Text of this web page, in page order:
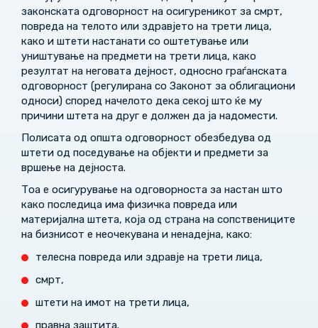
законската одговорност на осигуреникот за смрт,
повреда на телото или здравјето на трети лица,
како и штети настанати со оштетување или
уништување на предмети на трети лица, како
резултат на неговата дејност, односно граѓанската
одговорност (регулирана со Законот за облигациони
односи) според начелото дека секој што ќе му
причини штета на друг е должен да ја надомести.
Полисата од општа одговорност обезбедува од
штети од поседување на објекти и предмети за
вршење на дејноста.
Тоа е осигурување на одговорноста за настан што
како последица има физичка повреда или
материјална штета, која од страна на сопствениците
на бизнисот е неочекувана и ненадејна, како:
телесна повреда или здравје на трети лица,
смрт,
штети на имот на трети лица,
правна заштита.